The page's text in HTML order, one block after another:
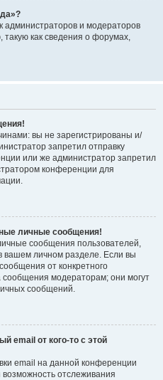
администраторов и модераторов
как сведения о форумах,
вы не зарегистрированы и/
запретил отправку
или же администратор запретил
конференции для
личные сообщения!
сообщения пользователей,
вашем личном разделе. Если вы
от конкретного
модераторам; они могут
сообщений.
email от кого-то с этой
email на данной конференции
отслеживания